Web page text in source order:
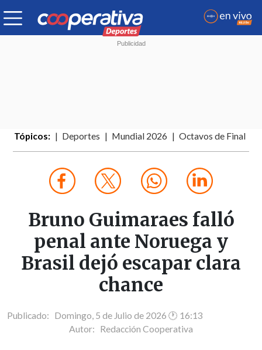
Tópicos: Deportes Mundial 2026 Octavos de Final
Bruno Guimaraes falló
penal ante Noruega y
Brasil dejó escapar clara
chance
Publicado: Domingo, 5 de Julio de 2026 🕐 16:13
Autor: Redacción Cooperativa